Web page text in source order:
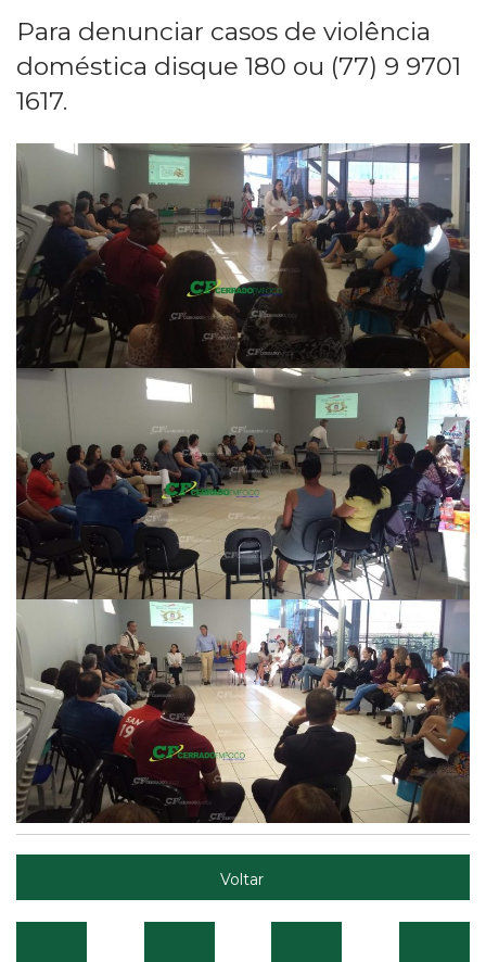
Para denunciar casos de violência
doméstica disque 180 ou (77) 9 9701
1617.
Voltar